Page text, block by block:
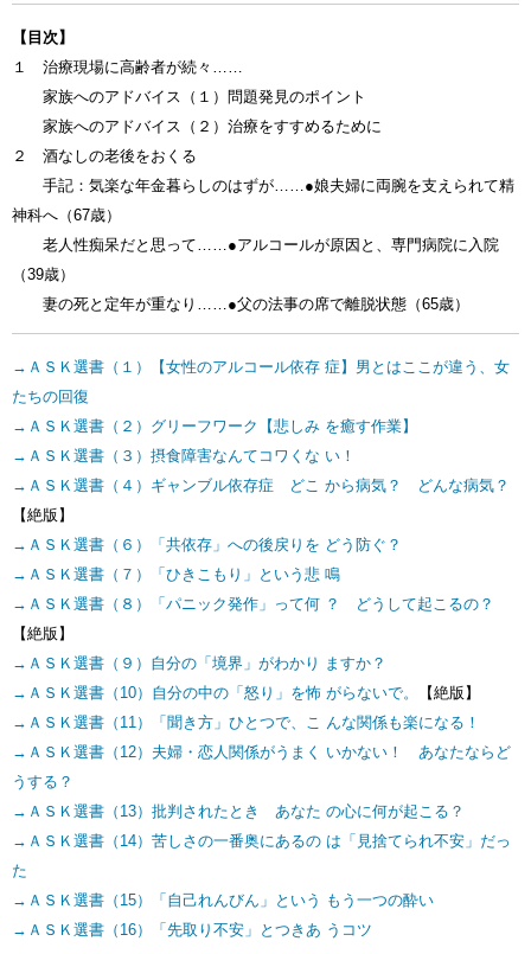
【目次】
１ 治療現場に高齢者が続々……
家族へのアドバイス（１）問題発見のポイント
家族へのアドバイス（２）治療をすすめるために
２ 酒なしの老後をおくる
手記：気楽な年金暮らしのはずが……●娘夫婦に両腕を支えられて精
神科へ（67歳）
老人性痴呆だと思って……●アルコールが原因と、専門病院に入院
（39歳）
妻の死と定年が重なり……●父の法事の席で離脱状態（65歳）
→ＡＳＫ選書（１）【女性のアルコール依存 症】男とはここが違う、女
たちの回復
→ＡＳＫ選書（２）グリーフワーク【悲しみ を癒す作業】
→ＡＳＫ選書（３）摂食障害なんてコワくな い！
→ＡＳＫ選書（４）ギャンブル依存症 どこ から病気？ どんな病気？
【絶版】
→ＡＳＫ選書（６）「共依存」への後戻りを どう防ぐ？
→ＡＳＫ選書（７）「ひきこもり」という悲 鳴
→ＡＳＫ選書（８）「パニック発作」って何 ？ どうして起こるの？
【絶版】
→ＡＳＫ選書（９）自分の「境界」がわかり ますか？
→ＡＳＫ選書（10）自分の中の「怒り」を怖 がらないで。
【絶版】
→ＡＳＫ選書（11）「聞き方」ひとつで、こ んな関係も楽になる！
→ＡＳＫ選書（12）夫婦・恋人関係がうまく いかない！ あなたならど
うする？
→ＡＳＫ選書（13）批判されたとき あなた の心に何が起こる？
→ＡＳＫ選書（14）苦しさの一番奥にあるの は「見捨てられ不安」だっ
た
→ＡＳＫ選書（15）「自己れんびん」という もう一つの酔い
→ＡＳＫ選書（16）「先取り不安」とつきあ うコツ